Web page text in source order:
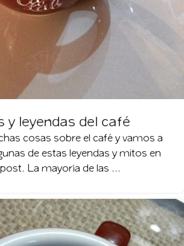
y leyendas del café
cosas sobre el café y vamos a
de estas leyendas y mitos en
La mayoría de las ...